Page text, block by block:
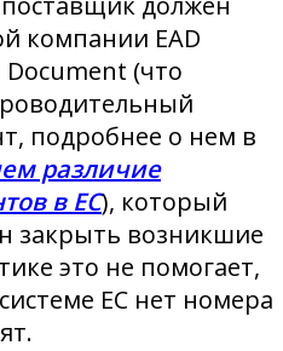
компании EAD
(что
подробнее о нем в
различие
в ЕС), который
закрыть возникшие
это не помогает,
ЕС нет номера